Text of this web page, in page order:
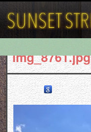
img_8761.jpg